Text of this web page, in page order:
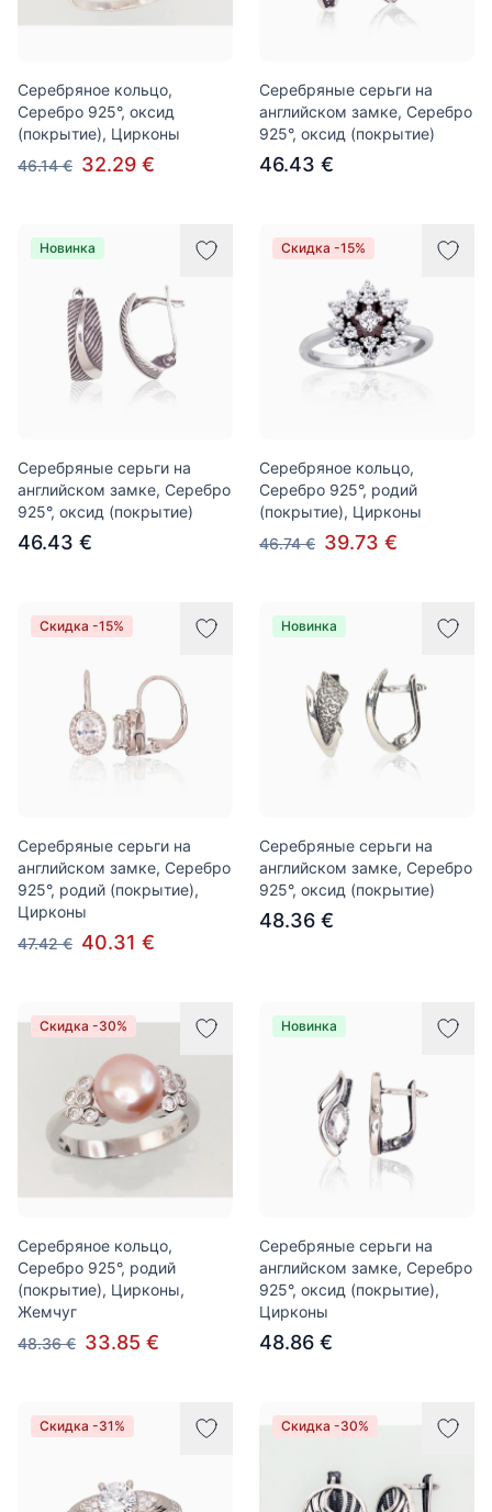
Серебряное кольцо,
Серебро 925°, оксид
(покрытие), Цирконы
46.14 € 32.29 €
Серебряные серьги на
английском замке, Серебро
925°, оксид (покрытие)
46.43 €
Новинка
Серебряные серьги на
английском замке, Серебро
925°, оксид (покрытие)
46.43 €
Скидка -15%
Серебряное кольцо,
Серебро 925°, родий
(покрытие), Цирконы
46.74 € 39.73 €
Скидка -15%
Серебряные серьги на
английском замке, Серебро
925°, родий (покрытие),
Цирконы
47.42 € 40.31 €
Новинка
Серебряные серьги на
английском замке, Серебро
925°, оксид (покрытие)
48.36 €
Скидка -30%
Серебряное кольцо,
Серебро 925°, родий
(покрытие), Цирконы,
Жемчуг
48.36 € 33.85 €
Новинка
Серебряные серьги на
английском замке, Серебро
925°, оксид (покрытие),
Цирконы
48.86 €
Скидка -31% Скидка -30%